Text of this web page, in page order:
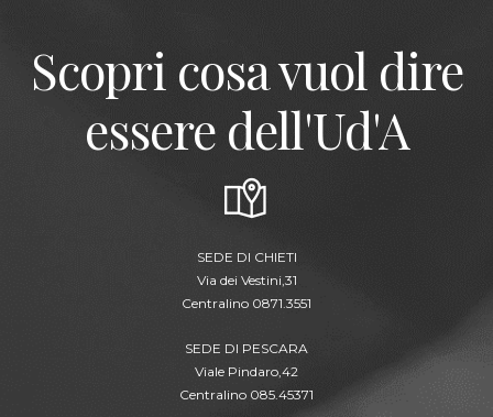
Scopri cosa vuol dire
essere dell'Ud'A
SEDE DI CHIETI
Via dei Vestini,31
Centralino 0871.3551
SEDE DI PESCARA
Viale Pindaro,42
Centralino 085.45371